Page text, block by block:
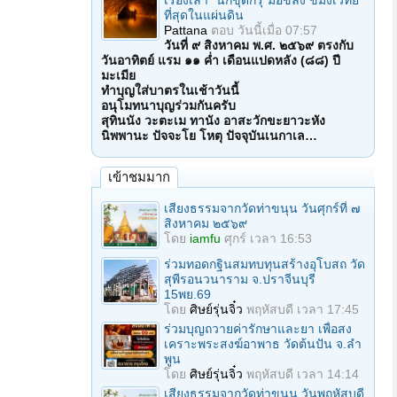
ที่สุดในแผ่นดิน
Pattana ตอบ วันนี้เมื่อ 07:57
วันที่ ๙ สิงหาคม พ.ศ. ๒๕๖๙ ตรงกับ
วันอาทิตย์ แรม ๑๑ ค่ำ เดือนแปดหลัง (๘๘) ปี
มะเมีย
ทำบุญใส่บาตรในเช้าวันนี้
อนุโมทนาบุญร่วมกันครับ
สุทินนัง วะตะเม ทานัง อาสะวักขะยาวะหัง
นิพพานะ ปัจจะโย โหตุ ปัจจุบันเนกาเล…
เข้าชมมาก
เสียงธรรมจากวัดท่าขนุน วันศุกร์ที่ ๗
สิงหาคม ๒๕๖๙
โดย iamfu ศุกร์ เวลา 16:53
ร่วมทอดกฐินสมทบทุนสร้างอุโบสถ วัด
สุพีรอนวนาราม จ.ปราจีนบุรี
15พย.69
โดย ศิษย์รุ่นจิ๋ว พฤหัสบดี เวลา 17:45
ร่วมบุญถวายค่ารักษาและยา เพื่อสง
เคราะพระสงฆ์อาพาธ วัดต้นปัน จ.ลํา
พูน
โดย ศิษย์รุ่นจิ๋ว พฤหัสบดี เวลา 14:14
เสียงธรรมจากวัดท่าขนุน วันพฤหัสบดี